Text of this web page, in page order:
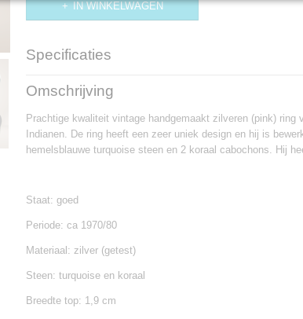
IN WINKELWAGEN
Specificaties
Productcode
Omschrijving
Prachtige kwaliteit vintage handgemaakt zilveren (pink) ring
Indianen. De ring heeft een zeer uniek design en hij is
hemelsblauwe turquoise steen en 2 koraal cabochons. Hij
Staat: goed
Periode: ca 1970/80
Materiaal: zilver (getest)
Steen: turquoise en koraal
Breedte top: 1,9 cm